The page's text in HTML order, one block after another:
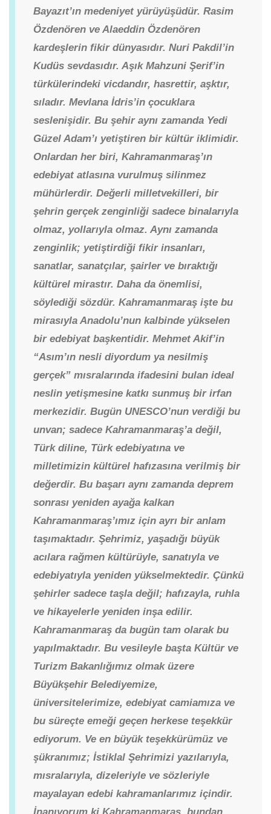
Bayazıt’ın medeniyet yürüyüşüdür. Rasim
Özdenören ve Alaeddin Özdenören
kardeşlerin fikir dünyasıdır. Nuri Pakdil’in
Kudüs sevdasıdır. Aşık Mahzuni Şerif’in
türkülerindeki vicdandır, hasrettir, aşktır,
sıladır. Mevlana İdris’in çocuklara
seslenişidir. Bu şehir aynı zamanda Yedi
Güzel Adam’ı yetiştiren bir kültür iklimidir.
Onlardan her biri, Kahramanmaraş’ın
edebiyat atlasına vurulmuş silinmez
mühürlerdir. Değerli milletvekilleri, bir
şehrin gerçek zenginliği sadece binalarıyla
olmaz, yollarıyla olmaz. Aynı zamanda
zenginlik; yetiştirdiği fikir insanları,
sanatlar, sanatçılar, şairler ve bıraktığı
kültürel mirastır. Daha da önemlisi,
söylediği sözdür. Kahramanmaraş işte bu
mirasıyla Anadolu’nun kalbinde yükselen
bir edebiyat başkentidir. Mehmet Akif’in
“Asım’ın nesli diyordum ya nesilmiş
gerçek” mısralarında ifadesini bulan ideal
neslin yetişmesine katkı sunmuş bir irfan
merkezidir. Bugün UNESCO’nun verdiği bu
unvan; sadece Kahramanmaraş’a değil,
Türk diline, Türk edebiyatına ve
milletimizin kültürel hafızasına verilmiş bir
değerdir. Bu başarı aynı zamanda deprem
sonrası yeniden ayağa kalkan
Kahramanmaraş’ımız için ayrı bir anlam
taşımaktadır. Şehrimiz, yaşadığı büyük
acılara rağmen kültürüyle, sanatıyla ve
edebiyatıyla yeniden yükselmektedir. Çünkü
şehirler sadece taşla değil; hafızayla, ruhla
ve hikayelerle yeniden inşa edilir.
Kahramanmaraş da bugün tam olarak bu
yapılmaktadır. Bu vesileyle başta Kültür ve
Turizm Bakanlığımız olmak üzere
Büyükşehir Belediyemize,
üniversitelerimize, edebiyat camiamıza ve
bu süreçte emeği geçen herkese teşekkür
ediyorum. Ve en büyük teşekkürümüz ve
şükranımız; İstiklal Şehrimizi yazılarıyla,
mısralarıyla, dizeleriyle ve sözleriyle
mayalayan edebi kahramanlarımız içindir.